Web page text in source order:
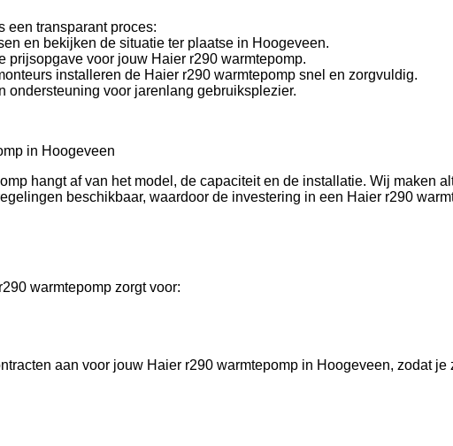
een transparant proces:
en bekijken de situatie ter plaatse in Hoogeveen.
prijsopgave voor jouw Haier r290 warmtepomp.
installeren de Haier r290 warmtepomp snel en zorgvuldig.
ondersteuning voor jarenlang gebruiksplezier.
in Hoogeveen
hangt af van het model, de capaciteit en de installatie. Wij maken
beschikbaar, waardoor de investering in een Haier r290
warmtepomp zorgt voor:
aan voor jouw Haier r290 warmtepomp in Hoogeveen, zodat